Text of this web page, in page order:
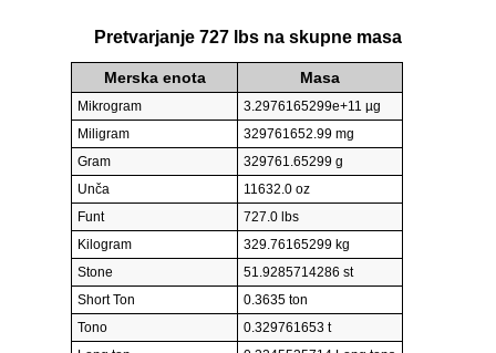
Pretvarjanje 727 lbs na skupne masa
Merska enota Masa
Mikrogram
3.2976165299e+11 µg
Miligram
329761652.99 mg
Gram
329761.65299 g
Unča
11632.0 oz
Funt
727.0 lbs
Kilogram
329.76165299 kg
Stone
51.9285714286 st
Short Ton
0.3635 ton
Tono
0.329761653 t